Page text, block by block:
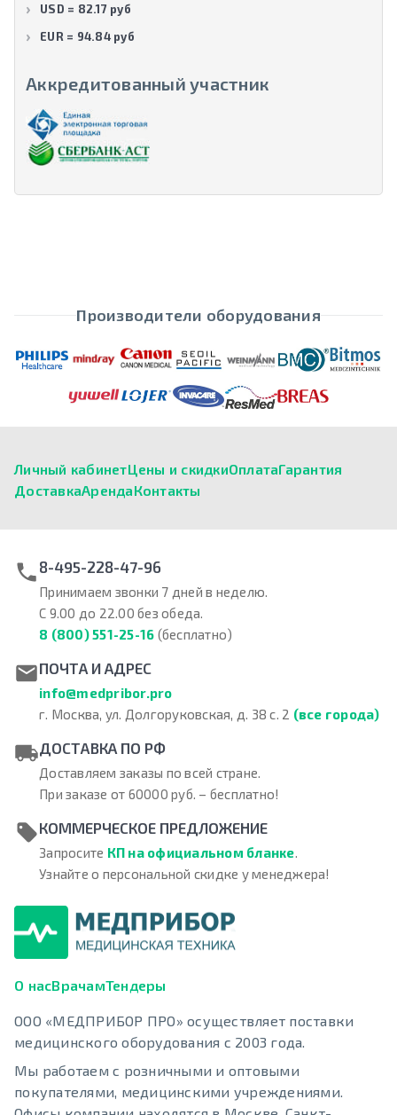
USD = 82.17 руб
EUR = 94.84 руб
Аккредитованный участник
Производители оборудования
Личный кабинетЦены и скидкиОплатаГарантия
ДоставкаАрендаКонтакты
8-495-228-47-96
Принимаем звонки 7 дней в неделю.
С 9.00 до 22.00 без обеда.
8 (800) 551-25-16 (бесплатно)
ПОЧТА И АДРЕС
info@medpribor.pro
г. Москва, ул. Долгоруковская, д. 38 с. 2 (все города)
ДОСТАВКА ПО РФ
Доставляем заказы по всей стране.
При заказе от 60000 руб. – бесплатно!
КОММЕРЧЕСКОЕ ПРЕДЛОЖЕНИЕ
Запросите КП на официальном бланке.
Узнайте о персональной скидке у менеджера!
О насВрачамТендеры
ООО «МЕДПРИБОР ПРО» осуществляет поставки
медицинского оборудования с 2003 года.
Мы работаем с розничными и оптовыми
покупателями, медицинскими учреждениями.